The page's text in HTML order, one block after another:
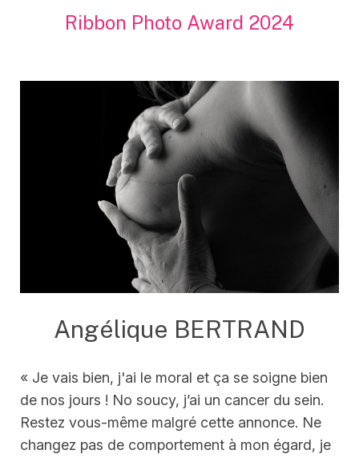
Ribbon Photo Award 2024
Angélique BERTRAND
« Je vais bien, j'ai le moral et ça se soigne bien
de nos jours ! No soucy, j’ai un cancer du sein.
Restez vous-même malgré cette annonce. Ne
changez pas de comportement à mon égard, je